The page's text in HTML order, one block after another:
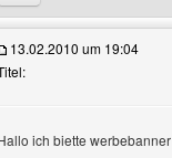
13.02.2010 um 19:04
ich biette